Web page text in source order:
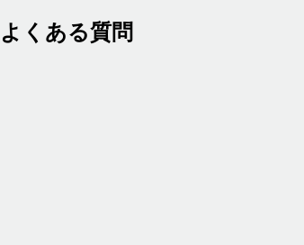
よくある質問